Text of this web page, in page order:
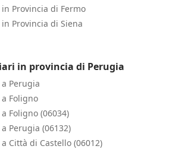
Provincia di Fermo
Provincia di Siena
in provincia di Perugia
Perugia
Foligno
Foligno (06034)
Perugia (06132)
Città di Castello (06012)